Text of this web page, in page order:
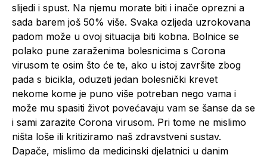
slijedi i spust. Na njemu morate biti i inače oprezni a
sada barem još 50% više. Svaka ozljeda uzrokovana
padom može u ovoj situacija biti kobna. Bolnice se
polako pune zaraženima bolesnicima s Corona
virusom te osim što će te, ako u istoj završite zbog
pada s bicikla, oduzeti jedan bolesnički krevet
nekome kome je puno više potreban nego vama i
može mu spasiti život povećavaju vam se šanse da se
i sami zarazite Corona virusom. Pri tome ne mislimo
ništa loše ili kritiziramo naš zdravstveni sustav.
Dapače, mislimo da medicinski djelatnici u danim